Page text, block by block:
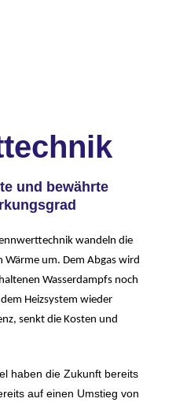
und bewährte
wandeln die
Wärme um. Dem Abgas wird
Wasserdampfs noch
Heizsystem wieder
senkt die Kosten und
haben die Zukunft bereits
auf einen Umstieg von